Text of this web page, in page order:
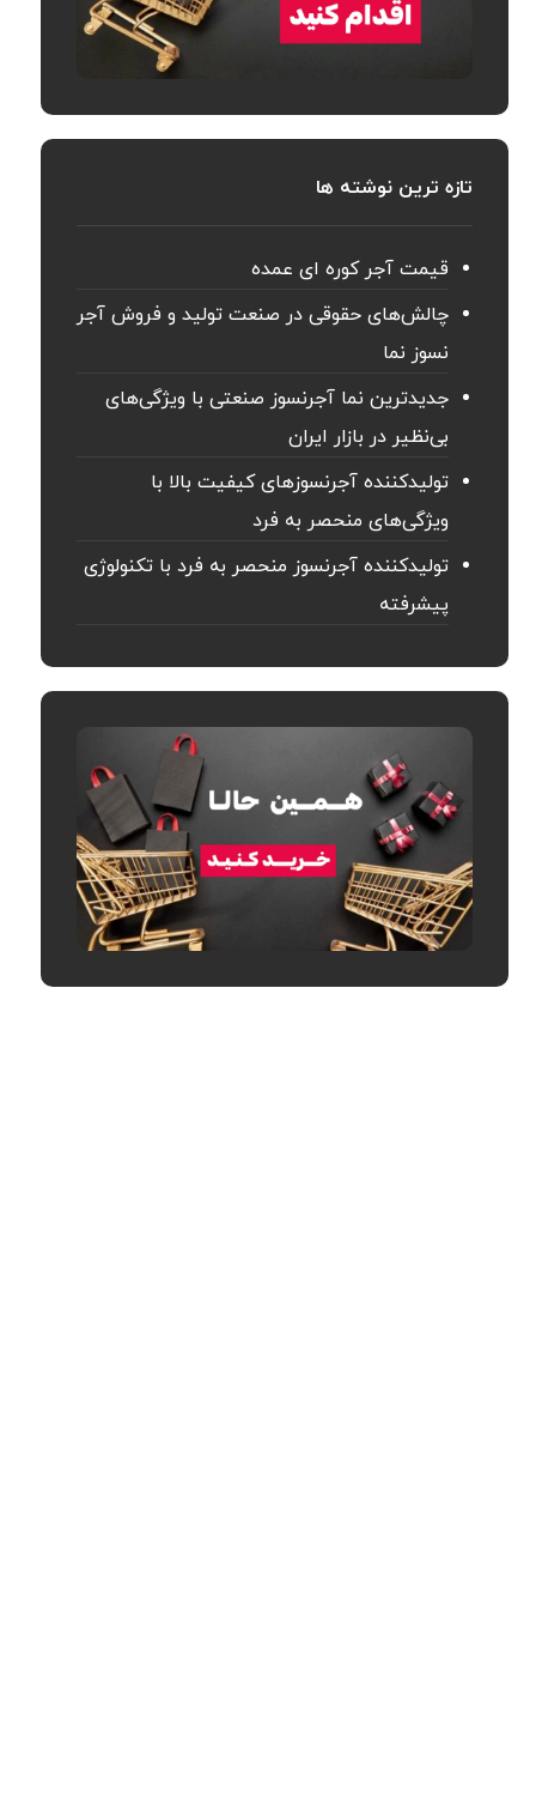
تازه ترین نوشته ها
قیمت آجر کوره ای عمده
چالش‌های حقوقی در صنعت تولید و فروش آجر
نسوز نما
جدیدترین نما آجرنسوز صنعتی با ویژگی‌های
بی‌نظیر در بازار ایران
تولیدکننده آجرنسوزهای کیفیت بالا با
ویژگی‌های منحصر به فرد
تولیدکننده آجرنسوز منحصر به فرد با تکنولوژی
پیشرفته